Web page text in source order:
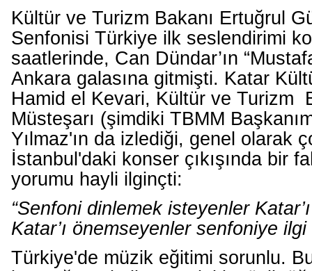
Kültür ve Turizm Bakanı Ertuğrul
Senfonisi Türkiye ilk seslendirimi
saatlerinde, Can Dündar’ın
Ankara galasına gitmişti. Katar
Hamid el Kevari, Kültür ve Turizm
Müsteşarı (şimdiki TBMM
Yılmaz'ın da izlediği, genel olarak
İstanbul'daki konser çıkışında bir
yorumu hayli ilginçti:
“Senfoni dinlemek isteyenler
Katar’ı önemseyenler senfoniye ilgi
Türkiye'de müzik eğitimi sorunlu.